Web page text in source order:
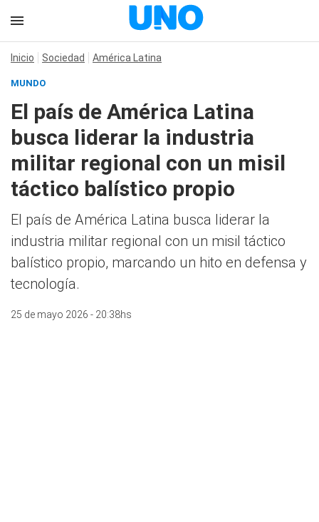
Inicio Sociedad América Latina
MUNDO
El país de América Latina
busca liderar la industria
militar regional con un misil
táctico balístico propio
El país de América Latina busca liderar la
industria militar regional con un misil táctico
balístico propio, marcando un hito en defensa y
tecnología.
25 de mayo 2026 - 20:38hs